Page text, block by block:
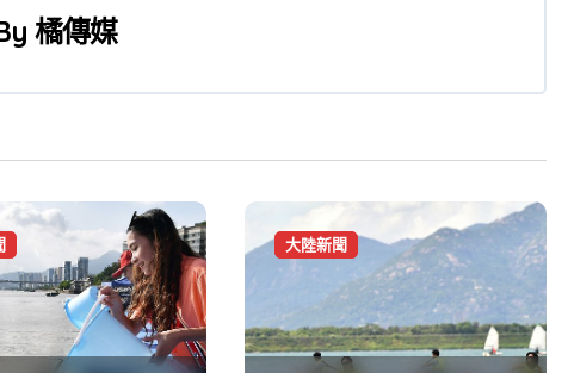
橘傳媒
大陸新聞